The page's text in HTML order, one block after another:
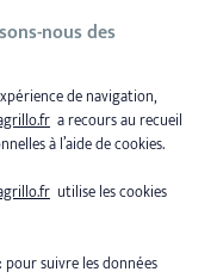
nous des
de navigation,
a recours au recueil
à l’aide de cookies.
utilise les cookies
pour suivre les données